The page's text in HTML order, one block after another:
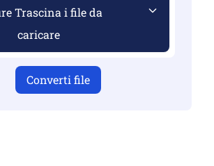
Trascina i file da
caricare
Converti file